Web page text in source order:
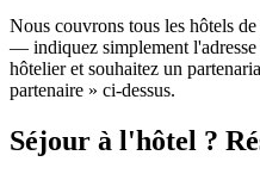
Nous couvrons tous les hôtels
— indiquez simplement l'adresse
hôtelier et souhaitez un
partenaire » ci-dessus.
Séjour à l'hôtel ?